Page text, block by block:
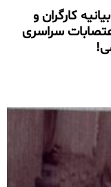
کارگران و
سراسری